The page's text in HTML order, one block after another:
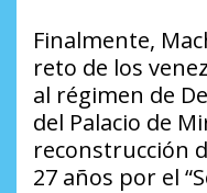
Finalmente,
reto de los
al régimen de
del Palacio de
reconstrucción
27 años por el